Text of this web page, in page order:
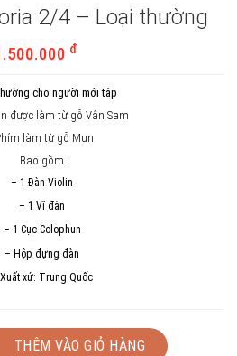
2/4 – Loại thường
đ
cho người mới tập
được làm từ gỗ Vân Sam
làm từ gỗ Mun
Bao gồm :
– 1 Đàn Violin
– 1 Vĩ đàn
– 1 Cục Colophun
– Hộp đựng đàn
xứ: Trung Quốc
THÊM VÀO GIỎ HÀNG